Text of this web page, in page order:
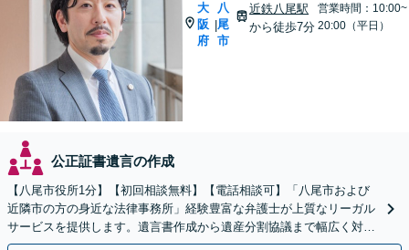
大
阪
府
|
八
尾
市
近鉄八尾駅
から徒歩7分
営業時間：10:00~
20:00（平日）
公正証書遺言の作成
【八尾市役所1分】【初回相談無料】【電話相談可】「八尾市および
近隣市の方の身近な法律事務所」経験豊富な弁護士が上質なリーガル
サービスを提供します。遺言書作成から遺産分割協議まで幅広く対応
「他士業と連携してスムーズな解決」【休日・夜間相談可】